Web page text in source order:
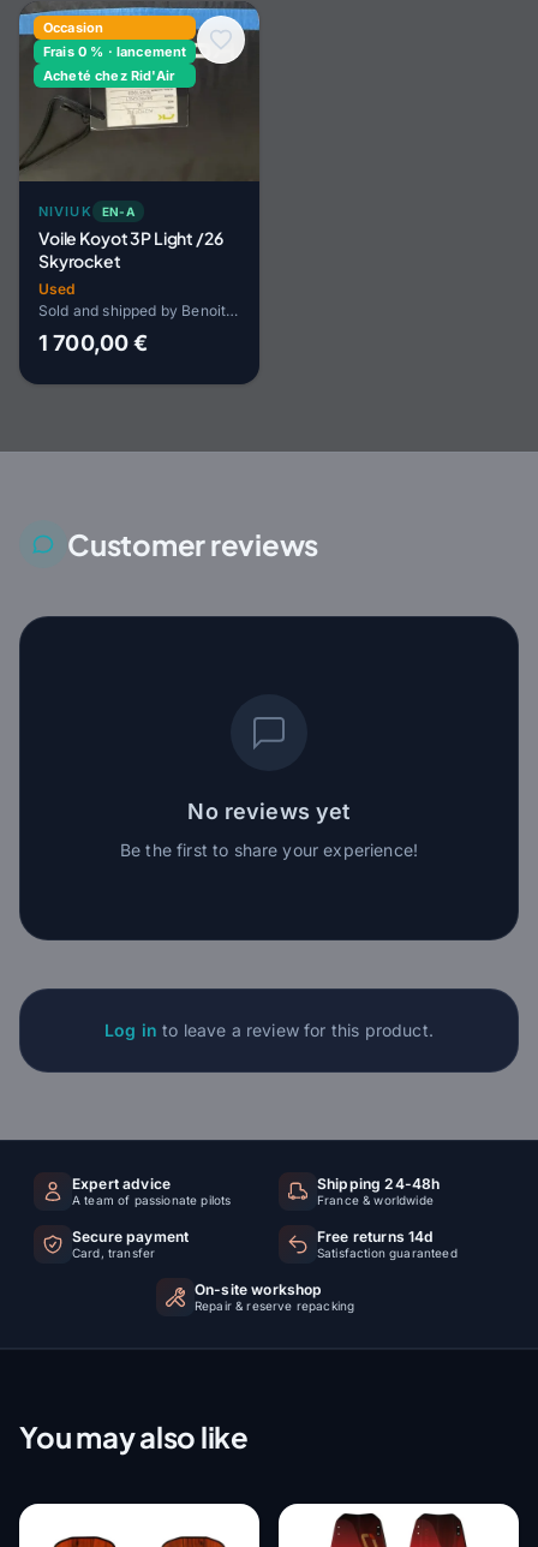
Occasion
Frais 0 % · lancement
Acheté chez Rid'Air
NIVIUK EN-A
Voile Koyot 3P Light /26
Skyrocket
Used
Sold and shipped by Benoit HOPP
1 700,00 €
Customer reviews
No reviews yet
Be the first to share your experience!
Log in to leave a review for this product.
Expert advice
A team of passionate pilots
Shipping 24-48h
France & worldwide
Secure payment
Card, transfer
Free returns 14d
Satisfaction guaranteed
On-site workshop
Repair & reserve repacking
You may also like